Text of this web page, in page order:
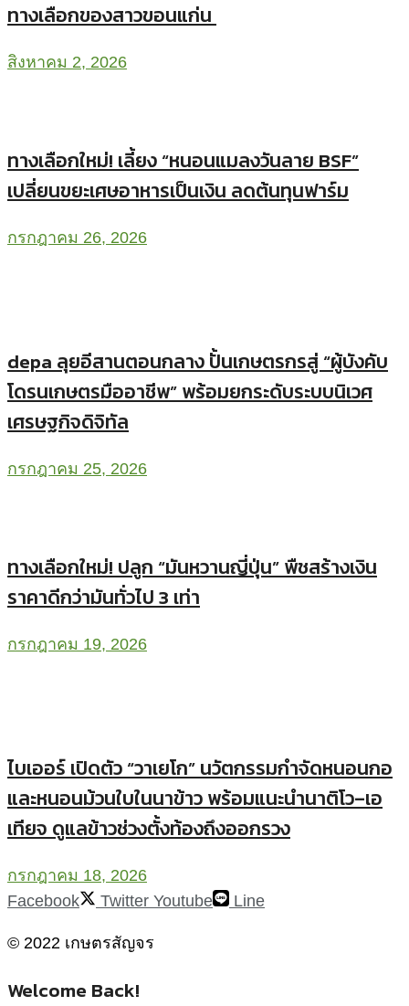
ทางเลือกของสาวขอนแก่น
สิงหาคม 2, 2026
ทางเลือกใหม่! เลี้ยง “หนอนแมลงวันลาย BSF”
เปลี่ยนขยะเศษอาหารเป็นเงิน ลดต้นทุนฟาร์ม
กรกฎาคม 26, 2026
depa ลุยอีสานตอนกลาง ปั้นเกษตรกรสู่ “ผู้บังคับ
โดรนเกษตรมืออาชีพ” พร้อมยกระดับระบบนิเวศ
เศรษฐกิจดิจิทัล
กรกฎาคม 25, 2026
ทางเลือกใหม่! ปลูก “มันหวานญี่ปุ่น” พืชสร้างเงิน
ราคาดีกว่ามันทั่วไป 3 เท่า
กรกฎาคม 19, 2026
ไบเออร์ เปิดตัว “วาเยโก” นวัตกรรมกำจัดหนอนกอ
และหนอนม้วนใบในนาข้าว พร้อมแนะนำนาติโว–เอ
เทียจ ดูแลข้าวช่วงตั้งท้องถึงออกรวง
กรกฎาคม 18, 2026
Facebook
Twitter Youtube Line
© 2022 เกษตรสัญจร
Welcome Back!